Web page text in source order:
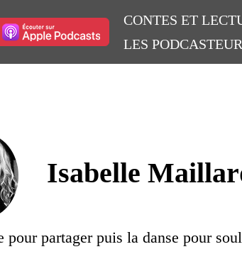
CONTES ET
LES
Isabelle
pour partager puis la danse pour